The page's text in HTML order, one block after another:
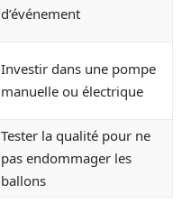
d’événement
Investir dans une pompe
manuelle ou électrique
Tester la qualité pour ne
pas endommager les
ballons